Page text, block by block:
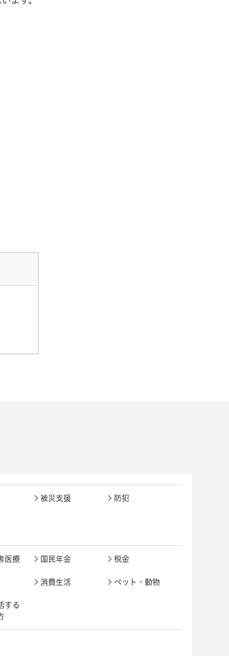
被災支援 防犯
医療
国民年金 税金
消費生活 ペット・動物
する